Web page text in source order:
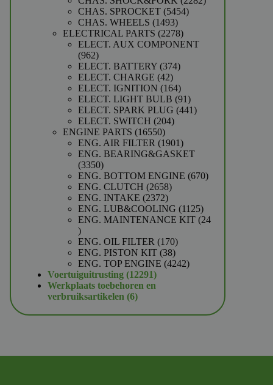
CHAS. SPROCKET 54545454
CHAS. WHEELS 14931493
producten
ELECTRICAL PARTS 22782278
producten
ELECT. AUX COMPONENT
962962
producten
ELECT. BATTERY 374374
ELECT. CHARGE 4242
producten
ELECT. IGNITION 164164
producten
ELECT. LIGHT BULB 9191
producten
ELECT. SPARK PLUG 441441
ELECT. SWITCH 204204
ENGINE PARTS 1655016550
producten
ENG. AIR FILTER 19011901
producten
ENG. BEARING&GASKET
33503350
producten
ENG. BOTTOM ENGINE 670670
ENG. CLUTCH 26582658
ENG. INTAKE 23722372
producten
ENG. LUB&COOLING 11251125
producten
ENG. MAINTENANCE KIT 24
24
producten
ENG. OIL FILTER 170170
producten
ENG. PISTON KIT 3838
producten
ENG. TOP ENGINE 42424242
Voertuiguitrusting 1229112291
producten
Werkplaats toebehoren en
verbruiksartikelen 66